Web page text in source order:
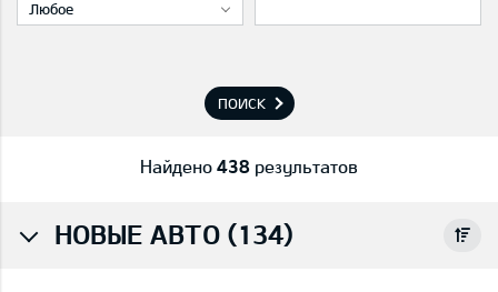
Любое
ПОИСК
Найдено 438 результатов
НОВЫЕ АВТО (134)